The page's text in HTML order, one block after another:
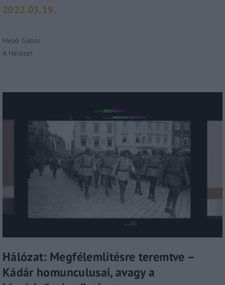
2022.05.19.
Mező Gábor
A Hálózat
Hálózat: Megfélemlítésre teremtve –
Kádár homunculusai, avagy a